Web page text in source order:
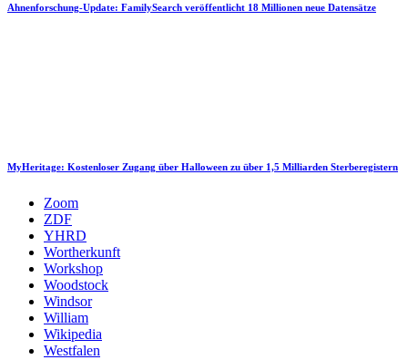
Ahnenforschung-Update: FamilySearch veröffentlicht 18 Millionen neue Datensätze
MyHeritage: Kostenloser Zugang über Halloween zu über 1,5 Milliarden Sterberegistern
Zoom
ZDF
YHRD
Wortherkunft
Workshop
Woodstock
Windsor
William
Wikipedia
Westfalen